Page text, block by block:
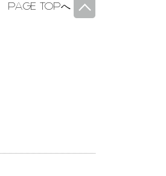
PAGE TOPへ